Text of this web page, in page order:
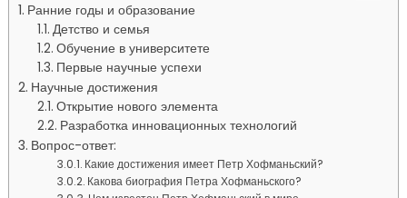
Ранние годы и образование
Детство и семья
Обучение в университете
Первые научные успехи
Научные достижения
Открытие нового элемента
Разработка инновационных технологий
Вопрос-ответ:
Какие достижения имеет Петр Хофманьский?
Какова биография Петра Хофманьского?